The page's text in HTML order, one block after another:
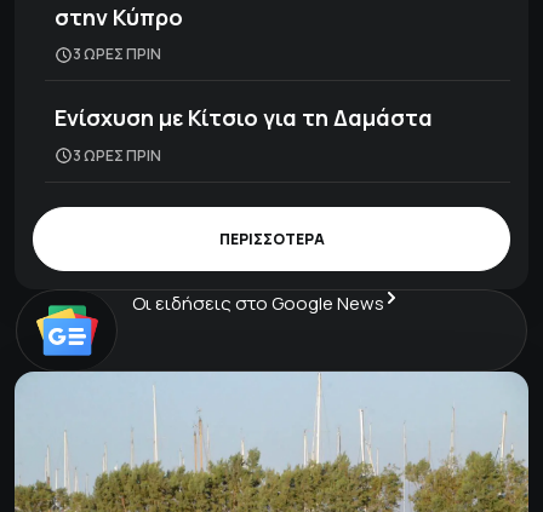
στην Κύπρο
3 ΩΡΕΣ ΠΡΙΝ
Ενίσχυση με Κίτσιο για τη Δαμάστα
3 ΩΡΕΣ ΠΡΙΝ
ΠΕΡΙΣΣΟΤΕΡΑ
Οι ειδήσεις στο Google News